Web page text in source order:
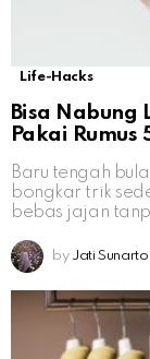
Life-Hacks
Bisa Nabung
Pakai
Baru tengah
bongkar trik
bebas jajan
by Jati Sunarto